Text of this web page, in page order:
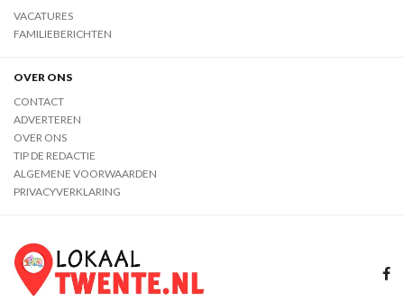
VACATURES
FAMILIEBERICHTEN
OVER ONS
CONTACT
ADVERTEREN
OVER ONS
TIP DE REDACTIE
ALGEMENE VOORWAARDEN
PRIVACYVERKLARING